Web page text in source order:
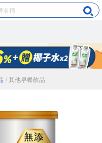
/ 其他早餐飲品